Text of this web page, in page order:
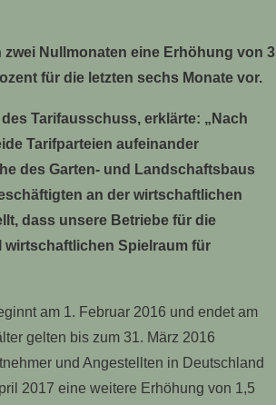
Nullmonaten eine Erhöhung von 3
für die letzten sechs Monate vor.
Tarifausschuss, erklärte: „Nach
Tarifparteien aufeinander
des Garten- und Landschaftsbaus
an der wirtschaftlichen
dass unsere Betriebe für die
Spielraum für
am 1. Februar 2016 und endet am
gelten bis zum 31. März 2016
und Angestellten in Deutschland
2017 eine weitere Erhöhung von 1,5